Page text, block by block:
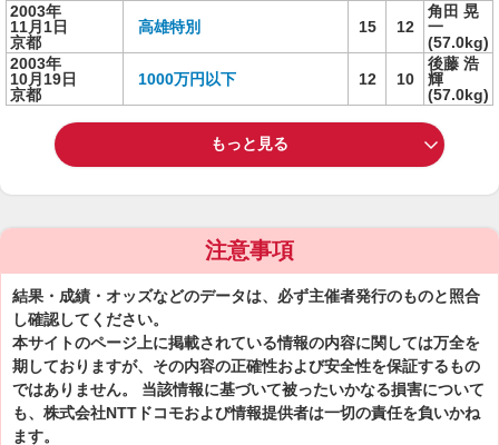
2003年
11月1日
京都
高雄特別 15 12
角田 晃
一
(57.0kg)
2003年
10月19日
京都
1000万円以下 12 10
後藤 浩
輝
(57.0kg)
もっと見る
注意事項
結果・成績・オッズなどのデータは、必ず主催者発行のものと照合
し確認してください。
本サイトのページ上に掲載されている情報の内容に関しては万全を
期しておりますが、その内容の正確性および安全性を保証するもの
ではありません。 当該情報に基づいて被ったいかなる損害について
も、株式会社NTTドコモおよび情報提供者は一切の責任を負いかね
ます。